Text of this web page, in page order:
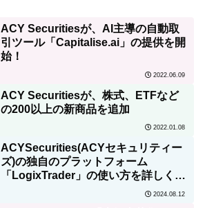
ACY Securitiesが、AI主導の自動取
引ツール「Capitalise.ai」の提供を開
始！
2022.06.09
ACY Securitiesが、株式、ETFなど
の200以上の新商品を追加
2022.01.08
ACYSecurities(ACYセキュリティー
ズ)の独自のプラットフォーム
「LogixTrader」の使い方を詳しく解
2024.08.12